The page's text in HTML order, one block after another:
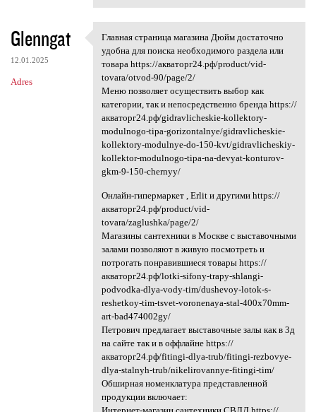
Glenngat
12.01.2025
Adres
Главная страница магазина
Главная страница магазина Дюйм достаточно
удобна для поиска необходимого раздела или
товара https://акваторг24.рф/product/vid-
tovara/otvod-90/page/2/
Меню позволяет осуществить выбор как
категории, так и непосредственно бренда https://
акваторг24.рф/gidravlicheskie-kollektory-
modulnogo-tipa-gorizontalnye/gidravlicheskie-
kollektory-modulnye-do-150-kvt/gidravlicheskiy-
kollektor-modulnogo-tipa-na-devyat-konturov-
gkm-9-150-chernyy/
Онлайн-гипермаркет , Erlit и другими https://
акваторг24.рф/product/vid-
tovara/zaglushka/page/2/
Магазины сантехники в Москве с выставочными
залами позволяют в живую посмотреть и
потрогать понравившиеся товары https://
акваторг24.рф/lotki-sifony-trapy-shlangi-
podvodka-dlya-vody-tim/dushevoy-lotok-s-
reshetkoy-tim-tsvet-voronenaya-stal-400x70mm-
art-bad474002gy/
Петрович предлагает выставочные залы как в 3д
на сайте так и в оффлайне https://
акваторг24.рф/fitingi-dlya-trub/fitingi-rezbovye-
dlya-stalnyh-trub/nikelirovannye-fitingi-tim/
Обширная номенклатура представленной
продукции включает: